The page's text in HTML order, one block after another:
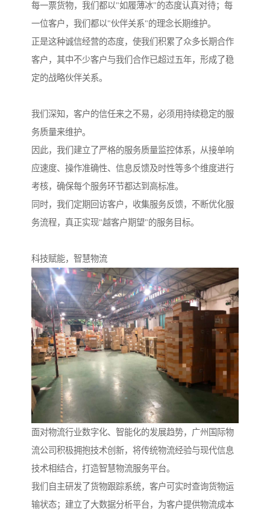
每一票货物，我们都以"如履薄冰"的态度认真对待；每
一位客户，我们都以"伙伴关系"的理念长期维护。
正是这种诚信经营的态度，使我们积累了众多长期合作
客户，其中不少客户与我们合作已超过五年，形成了稳
定的战略伙伴关系。
我们深知，客户的信任来之不易，必须用持续稳定的服
务质量来维护。
因此，我们建立了严格的服务质量监控体系，从接单响
应速度、操作准确性、信息反馈及时性等多个维度进行
考核，确保每个服务环节都达到高标准。
同时，我们定期回访客户，收集服务反馈，不断优化服
务流程，真正实现"越客户期望"的服务目标。
科技赋能，智慧物流
面对物流行业数字化、智能化的发展趋势，广州国际物
流公司积极拥抱技术创新，将传统物流经验与现代信息
技术相结合，打造智慧物流服务平台。
我们自主研发了货物跟踪系统，客户可实时查询货物运
输状态；建立了大数据分析平台，为客户提供物流成本